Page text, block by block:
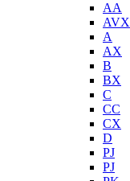
AA
AVX
A
AX
B
BX
C
CC
CX
D
PJ
PJ